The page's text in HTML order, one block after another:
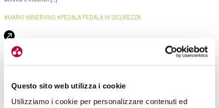
Questo sito web utilizza i cookie
Utilizziamo i cookie per personalizzare contenuti ed
#MARIO MINERVINO #PEDALA PEDALA IN SICUREZZA